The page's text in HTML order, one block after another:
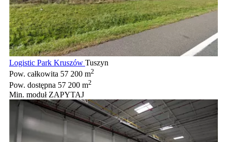
Logistic Park Kruszów Tuszyn
Pow. całkowita 57 200 m2
Pow. dostępna 57 200 m2
Min. moduł ZAPYTAJ